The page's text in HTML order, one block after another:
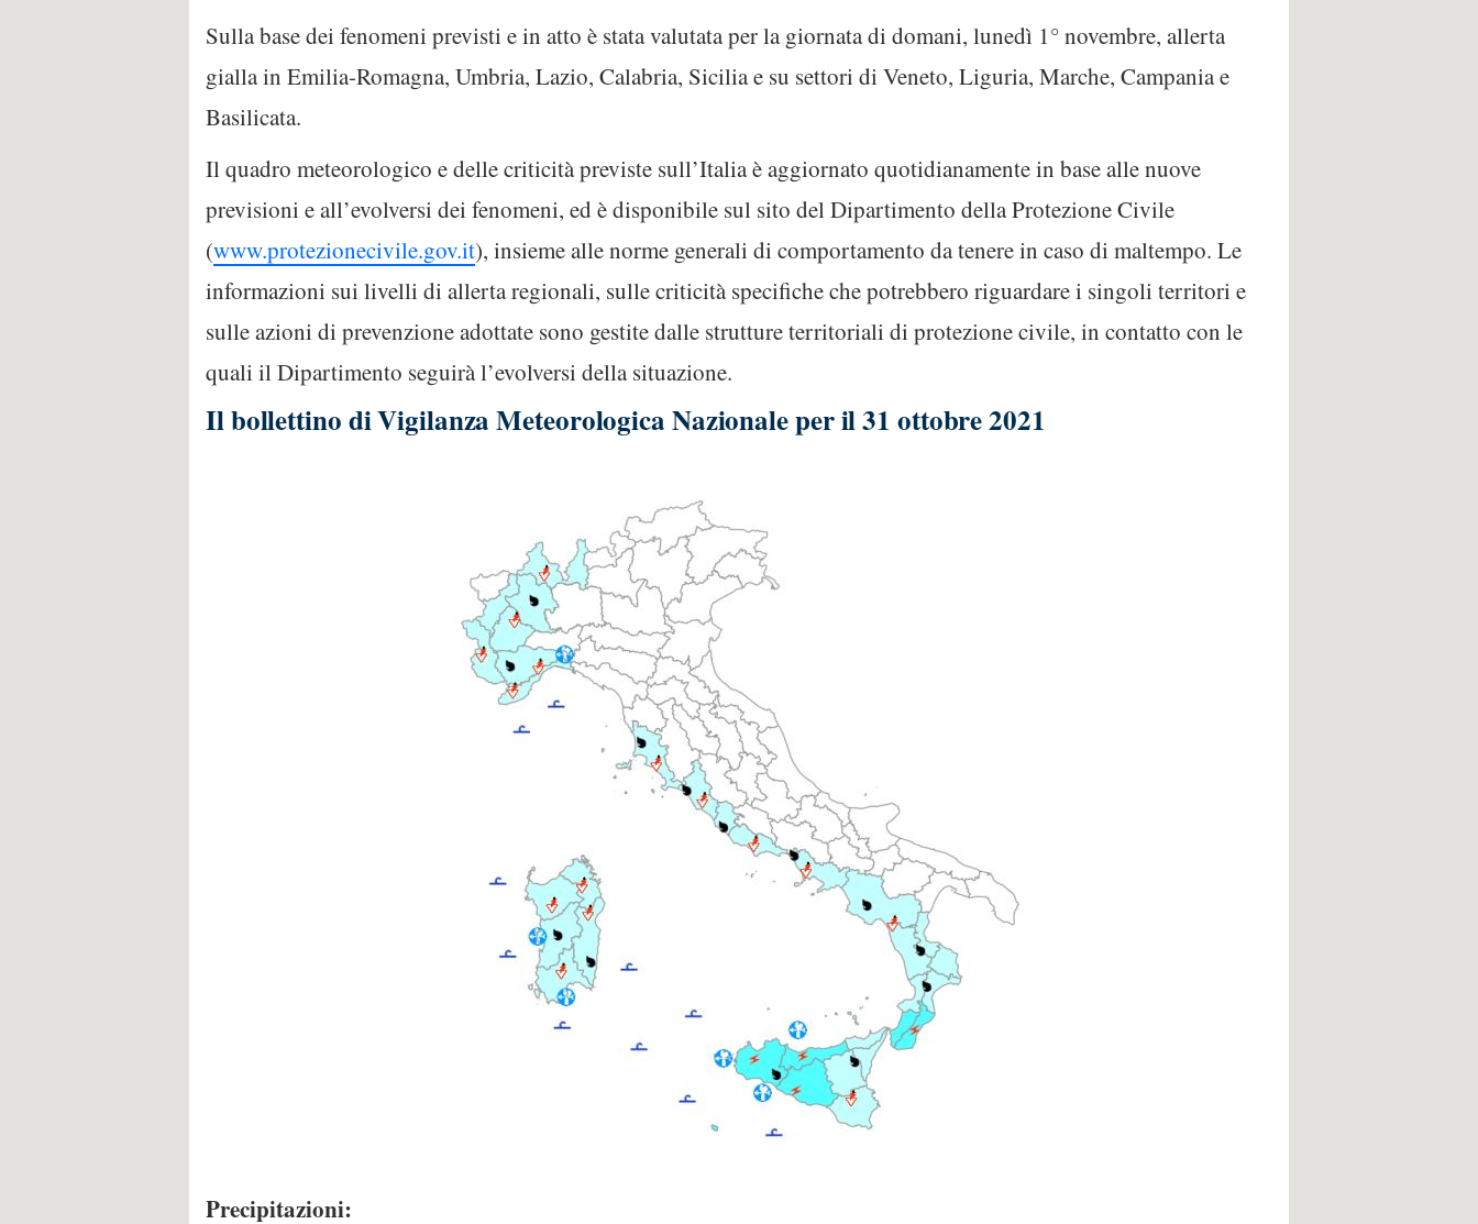
Sulla base dei fenomeni previsti e in atto è stata valutata per la giornata di domani, lunedì 1° novembre, allerta
gialla in Emilia-Romagna, Umbria, Lazio, Calabria, Sicilia e su settori di Veneto, Liguria, Marche, Campania e
Basilicata.
Il quadro meteorologico e delle criticità previste sull’Italia è aggiornato quotidianamente in base alle nuove
previsioni e all’evolversi dei fenomeni, ed è disponibile sul sito del Dipartimento della Protezione Civile
(www.protezionecivile.gov.it), insieme alle norme generali di comportamento da tenere in caso di maltempo. Le
informazioni sui livelli di allerta regionali, sulle criticità specifiche che potrebbero riguardare i singoli territori e
sulle azioni di prevenzione adottate sono gestite dalle strutture territoriali di protezione civile, in contatto con le
quali il Dipartimento seguirà l’evolversi della situazione.
Il bollettino di Vigilanza Meteorologica Nazionale per il 31 ottobre 2021
Precipitazioni: